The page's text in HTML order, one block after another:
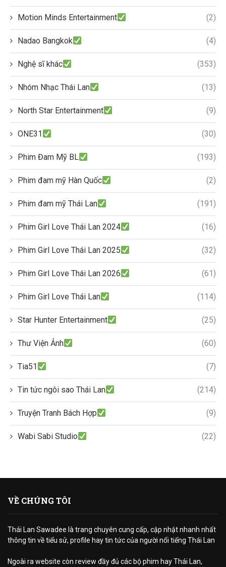
Motion Minds Entertainment (2)
Nadao Bangkok (4)
Nghệ sĩ khác (353)
Nhóm Nhạc Thái Lan (13)
North Star Entertainment (9)
ONE31 (30)
Phim Đam Mỹ BL (193)
Phim đam mỹ Hàn Quốc (2)
Phim đam mỹ Thái Lan (191)
Phim Girl Love Thái Lan 2024 (16)
Phim Girl Love Thái Lan 2025 (32)
Phim Girl Love Thái Lan 2026 (61)
Phim Girl Love Thái Lan (114)
Star Hunter Entertainment (25)
Thư Viện Ảnh (60)
Tia51 (7)
Tin tức ngôi sao Thái Lan (214)
Truyện Tranh Bách Hợp (9)
Wabi Sabi Studio (22)
VỀ CHÚNG TÔI
Thái Lan Sawadee là trang chuyên cung cấp, cập nhật nhanh nhất
thông tin về tiểu sử, profile hay tin tức của người nổi tiếng Thái Lan
Ngoài ra website còn review đầy đủ các bộ phim hay Thái Lan,